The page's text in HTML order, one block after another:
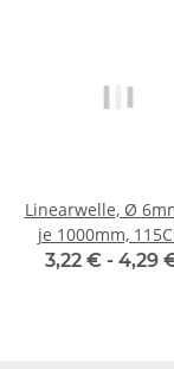
Linearwelle, Ø 6mm h9;
je 1000mm,
geschliffen und
3,22 € - 4,29